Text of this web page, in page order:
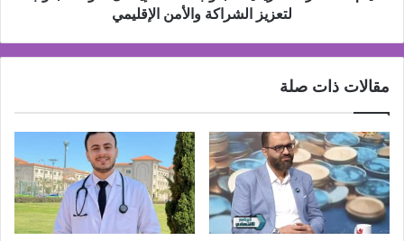
لتعزيز الشراكة والأمن الإقليمي
مقالات ذات صلة